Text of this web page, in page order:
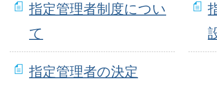
指定管理者制度につい
て
指定管理者の決定